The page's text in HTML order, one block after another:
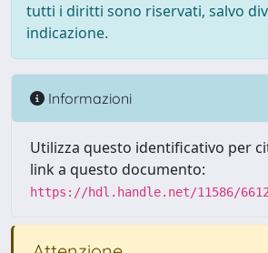
tutti i diritti sono riservati, salvo
indicazione.
Informazioni
Utilizza questo identificativo per
link a questo documento:
https://hdl.handle.net/11586/